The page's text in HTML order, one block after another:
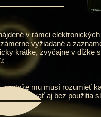
v rámci
vyžiadané a
krátke, zvyčajne v dĺžke
mu musí rozumieť
to počúvať aj bez použitia